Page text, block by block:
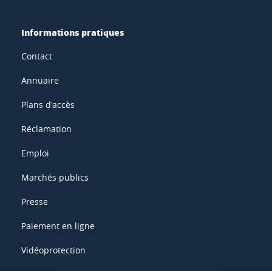
Informations pratiques
Contact
Annuaire
Plans d'accès
Réclamation
Emploi
Marchés publics
Presse
Paiement en ligne
Vidéoprotection